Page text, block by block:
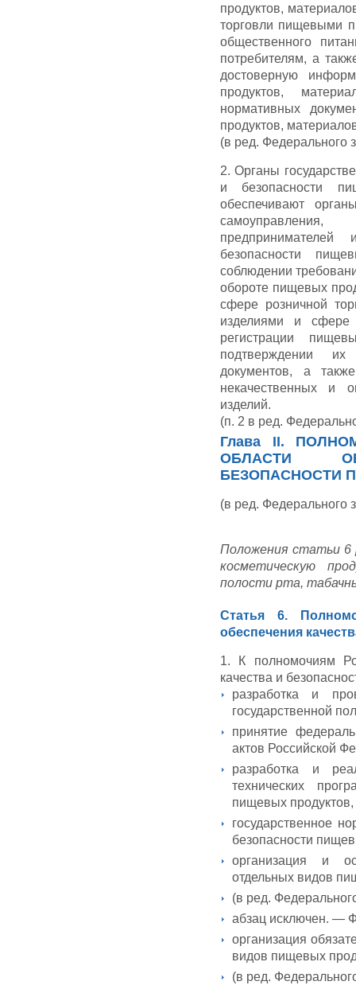
продуктов,
торговли пищевыми
общественного
потребителям, а
достоверную
продуктов,
нормативных
продуктов,
(в ред. Федерального
2. Органы
и безопасности
обеспечивают
безопасности
соблюдении
обороте пищевых
сфере розничной
изделиями и сфере
регистрации
подтверждении их
документов, а
некачественных и
изделий.
(п. 2 в ред.
Глава II.
ОБЛАСТИ
БЕЗОПАСНОСТИ
(в ред. Федерального
Положения статьи
косметическую
полости рта,
Статья 6.
обеспечения
1. К полномочиям
качества и
разработка и
государственной
принятие
актов Российской
разработка и
технических
пищевых
государственное
безопасности
организация и
отдельных видов
(в ред.
абзац исключен. —
организация
видов пищевых
(в ред.